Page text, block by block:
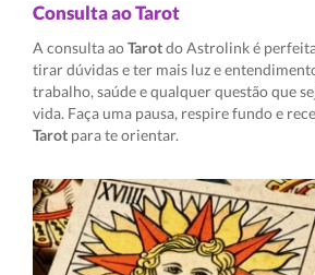
Consulta ao Tarot
A consulta aoTarotdo Astrolink é
tirar dúvidas e ter mais luz e
trabalho, saúde e qualquer questão que
vida. Faça uma pausa, respire fundo e
Tarot para te orientar.